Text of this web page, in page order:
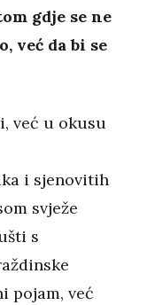
gdje se ne
već da bi se
već u okusu
i sjenovitih
svježe
s
pojam, već